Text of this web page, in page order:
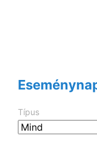
Típus